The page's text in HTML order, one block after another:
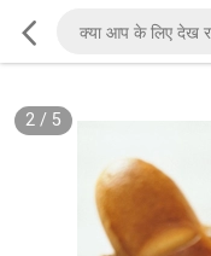
2/ 5